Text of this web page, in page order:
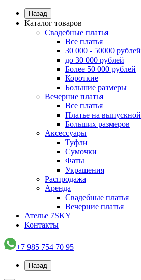
Назад
Каталог товаров
Свадебные платья
Все платья
30 000 - 50000 рублей
до 30 000 рублей
Более 50 000 рублей
Короткие
Большие размеры
Вечерние платья
Все платья
Платье на выпускной
Больших размеров
Аксессуары
Туфли
Сумочки
Фаты
Украшения
Распродажа
Аренда
Свадебные платья
Вечерние платья
Ателье 7SKY
Контакты
+7 985 754 70 95
Назад